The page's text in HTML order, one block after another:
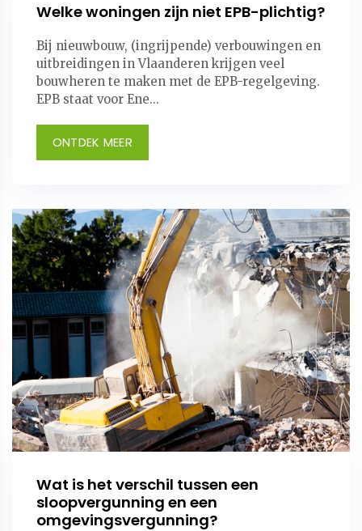
Welke woningen zijn niet EPB-plichtig?
Bij nieuwbouw, (ingrijpende) verbouwingen en
uitbreidingen in Vlaanderen krijgen veel
bouwheren te maken met de EPB-regelgeving.
EPB staat voor Ene...
ONTDEK MEER
Wat is het verschil tussen een
sloopvergunning en een
omgevingsvergunning?